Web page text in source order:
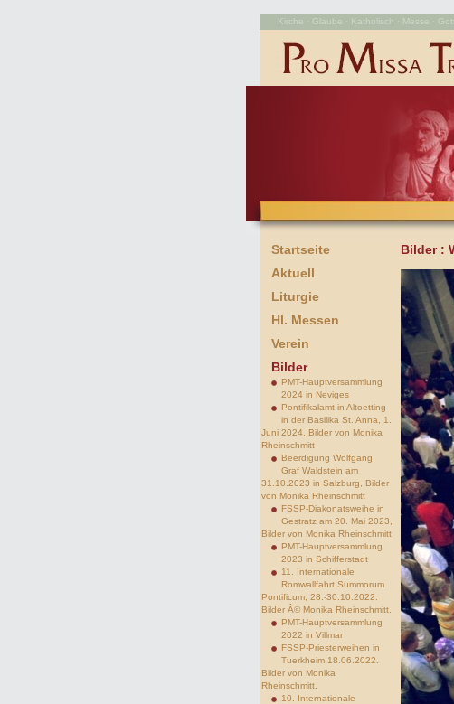
Kirche · Glaube · Katholisch · Messe ·
Startseite
Aktuell
Liturgie
Hl. Messen
Verein
Bilder
PMT-Hauptversammlung
2024 in Neviges
Pontifikalamt in Altoetting
in der Basilika St. Anna, 1.
Juni 2024, Bilder von Monika
Rheinschmitt
Beerdigung Wolfgang
Graf Waldstein am
31.10.2023 in Salzburg, Bilder
von Monika Rheinschmitt
FSSP-Diakonatsweihe in
Gestratz am 20. Mai 2023,
Bilder von Monika Rheinschmitt
PMT-Hauptversammlung
2023 in Schifferstadt
11. Internationale
Romwallfahrt Summorum
Pontificum, 28.-30.10.2022.
Bilder Â© Monika Rheinschmitt.
PMT-Hauptversammlung
2022 in Villmar
FSSP-Priesterweihen in
Tuerkheim 18.06.2022.
Bilder von Monika
Rheinschmitt.
10. Internationale
Bilder :